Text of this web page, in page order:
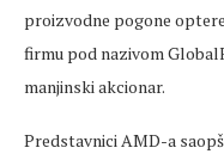
proizvodne pogone
firmu pod nazivom
manjinski akcionar.
Predstavnici AMD-a